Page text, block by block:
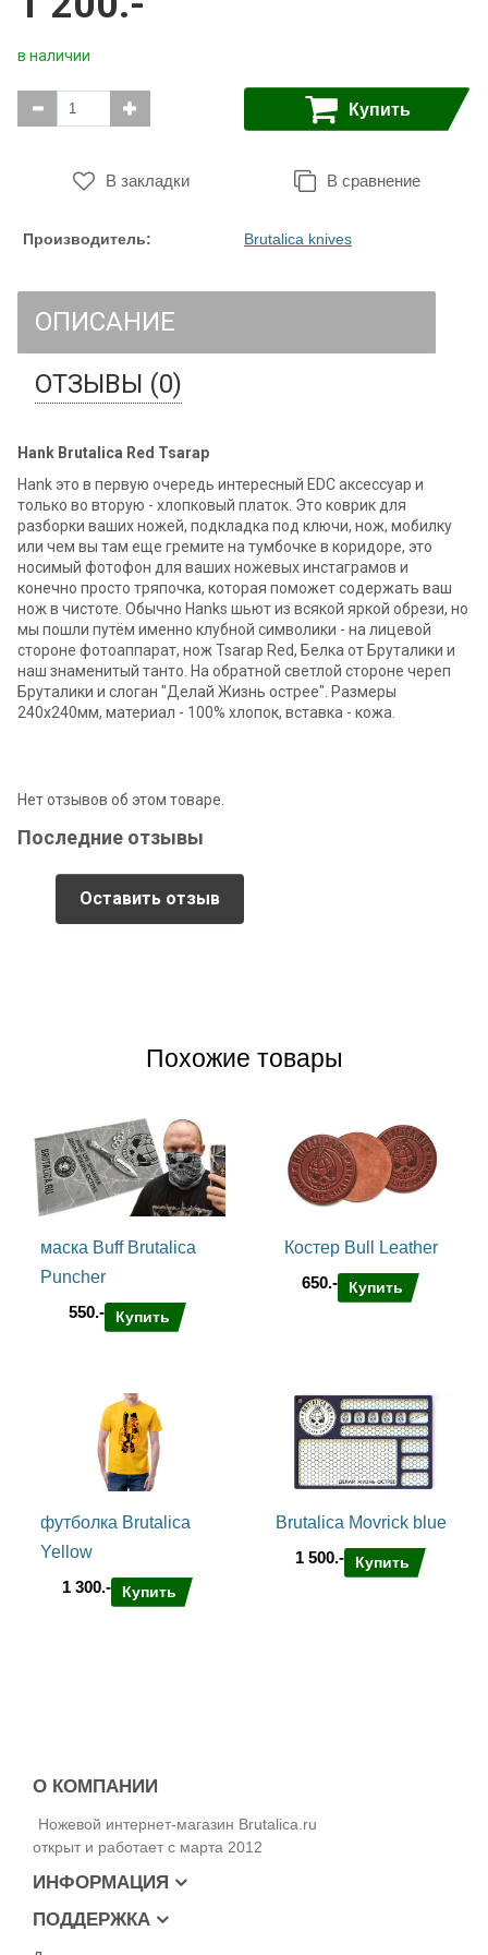
в наличии
Купить
В закладки В сравнение
Производитель: Brutalica knives
ОПИСАНИЕ
ОТЗЫВЫ (0)
Hank Brutalica Red Tsarap
Hank это в первую очередь интересный EDC аксессуар и
только во вторую - хлопковый платок. Это коврик для
разборки ваших ножей, подкладка под ключи, нож, мобилку
или чем вы там еще гремите на тумбочке в коридоре, это
носимый фотофон для ваших ножевых инстаграмов и
конечно просто тряпочка, которая поможет содержать ваш
нож в чистоте. Обычно Hanks шьют из всякой яркой обрези, но
мы пошли путём именно клубной символики - на лицевой
стороне фотоаппарат, нож Tsarap Red, Белка от Бруталики и
наш знаменитый танто. На обратной светлой стороне череп
Бруталики и слоган "Делай Жизнь острее". Размеры
240х240мм, материал - 100% хлопок, вставка - кожа.
Нет отзывов об этом товаре.
Последние отзывы
Оставить отзыв
Похожие товары
маска Buff Brutalica
Puncher
550.-
Купить
Костер Bull Leather
650.-
Купить
футболка Brutalica
Yellow
1 300.-
Купить
Brutalica Movrick blue
1 500.-
Купить
О КОМПАНИИ
Ножевой интернет-магазин Brutalica.ru
открыт и работает с марта 2012
ИНФОРМАЦИЯ
ПОДДЕРЖКА